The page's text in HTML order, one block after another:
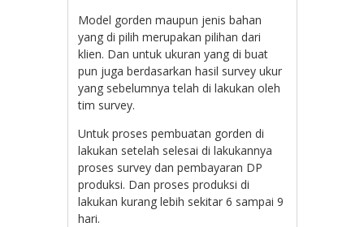
Model gorden maupun jenis bahan
yang di pilih merupakan pilihan dari
klien. Dan untuk ukuran yang di buat
pun juga berdasarkan hasil survey ukur
yang sebelumnya telah di lakukan oleh
tim survey.
Untuk proses pembuatan gorden di
lakukan setelah selesai di lakukannya
proses survey dan pembayaran DP
produksi. Dan proses produksi di
lakukan kurang lebih sekitar 6 sampai 9
hari.